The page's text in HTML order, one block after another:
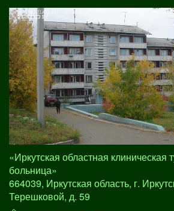
«Иркутская областная клиническая
больница»
664039, Иркутская область, г.
Терешковой, д. 59